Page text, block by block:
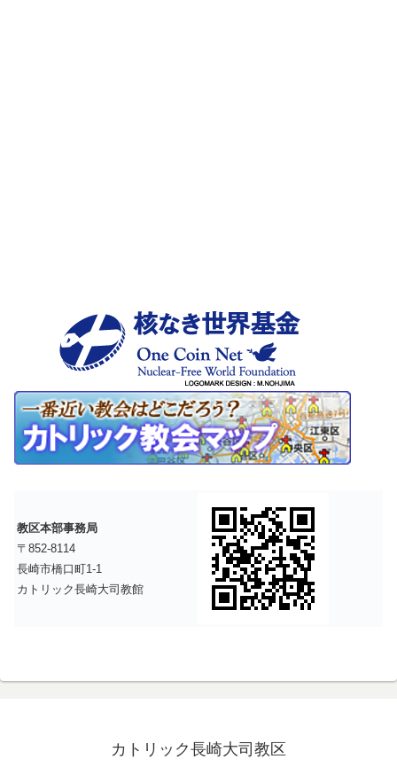
教区本部事務局
〒852-8114
長崎市橋口町1-1
カトリック長崎大司教館
カトリック長崎大司教区